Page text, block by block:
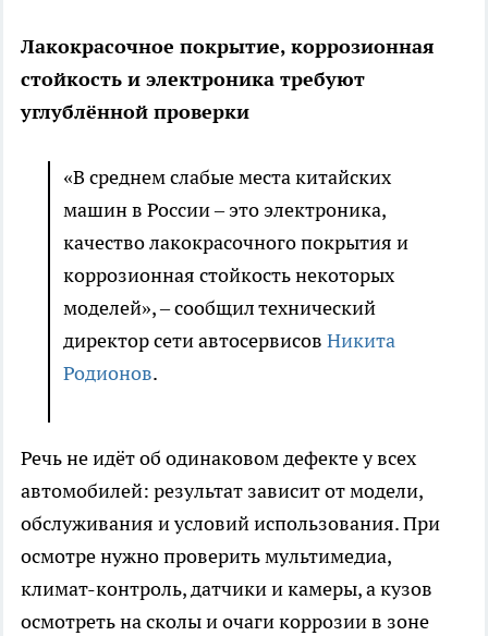
Лакокрасочное покрытие, коррозионная
стойкость и электроника требуют
углублённой проверки
«В среднем слабые места китайских
машин в России – это электроника,
качество лакокрасочного покрытия и
коррозионная стойкость некоторых
моделей», – сообщил технический
директор сети автосервисов Никита
Родионов.
Речь не идёт об одинаковом дефекте у всех
автомобилей: результат зависит от модели,
обслуживания и условий использования. При
осмотре нужно проверить мультимедиа,
климат-контроль, датчики и камеры, а кузов
осмотреть на сколы и очаги коррозии в зоне